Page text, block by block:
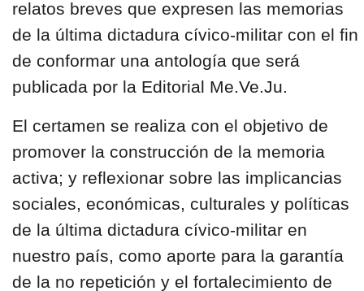
relatos breves que expresen las memorias
de la última dictadura cívico-militar con el fin
de conformar una antología que será
publicada por la Editorial Me.Ve.Ju.
El certamen se realiza con el objetivo de
promover la construcción de la memoria
activa; y reflexionar sobre las implicancias
sociales, económicas, culturales y políticas
de la última dictadura cívico-militar en
nuestro país, como aporte para la garantía
de la no repetición y el fortalecimiento de